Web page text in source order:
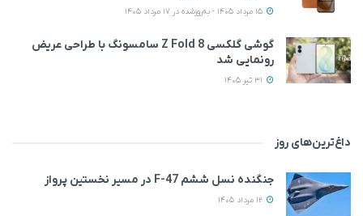
گوشی گلکسی Z Fold 8 سامسونگ با طراحی عریض‌
رونمایی شد
داغ‌ترین‌های روز
جنگنده نسل ششم F-47 در مسیر نخستین پرواز